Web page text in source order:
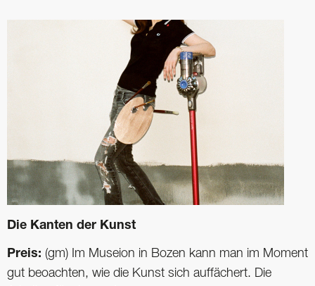
Die Kanten der Kunst
Preis: (gm) Im Museion in Bozen kann man im Moment
gut beoachten, wie die Kunst sich auffächert. Die